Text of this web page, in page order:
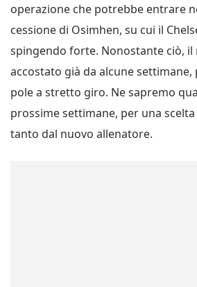
operazione che potrebbe entrare
cessione di Osimhen, su cui il
spingendo forte. Nonostante ciò, il
accostato già da alcune
pole a stretto giro. Ne sapremo
prossime settimane, per una
tanto dal nuovo allenatore.